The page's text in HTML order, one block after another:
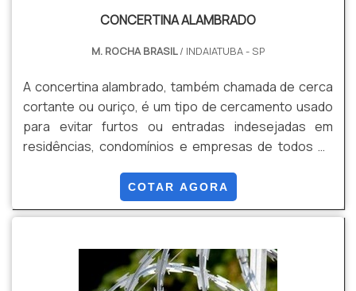
CONCERTINA ALAMBRADO
M. ROCHA BRASIL/ INDAIATUBA - SP
A concertina alambrado, também chamada de cerca
cortante ou ouriço, é um tipo de cercamento usado
para evitar furtos ou entradas indesejadas em
residências, condomínios e empresas de todos os
pontiagudo e cortante e, por esse motivo, agrega
segurança aos locais onde é instalado. A concertina
muito prática.As principais vantagens de adqu...
COTAR AGORA